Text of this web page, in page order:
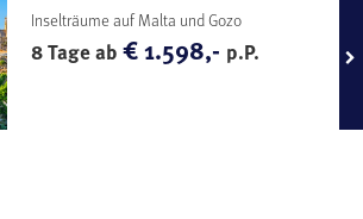
Inselträume auf Malta und Gozo
8 Tage ab€ 1.598,- p.P.